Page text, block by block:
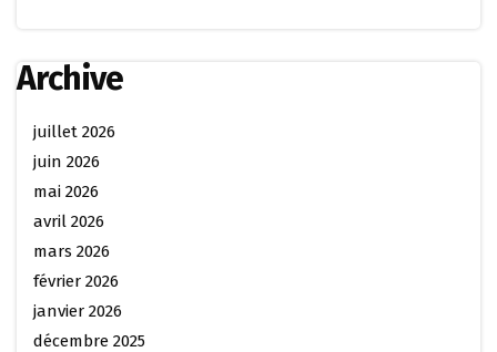
Archive
juillet 2026
juin 2026
mai 2026
avril 2026
mars 2026
février 2026
janvier 2026
décembre 2025